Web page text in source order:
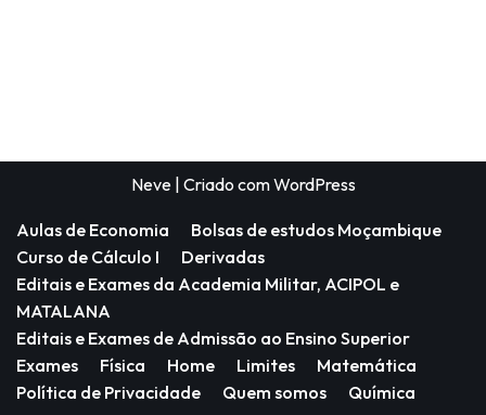
Neve| Criado comWordPress
Aulas de Economia
Bolsas de estudos Moçambique
Curso de Cálculo I
Derivadas
Editais e Exames da Academia Militar, ACIPOL e
MATALANA
Editais e Exames de Admissão ao Ensino Superior
Exames
Física Home Limites
Matemática
Política de Privacidade
Quem somos Química